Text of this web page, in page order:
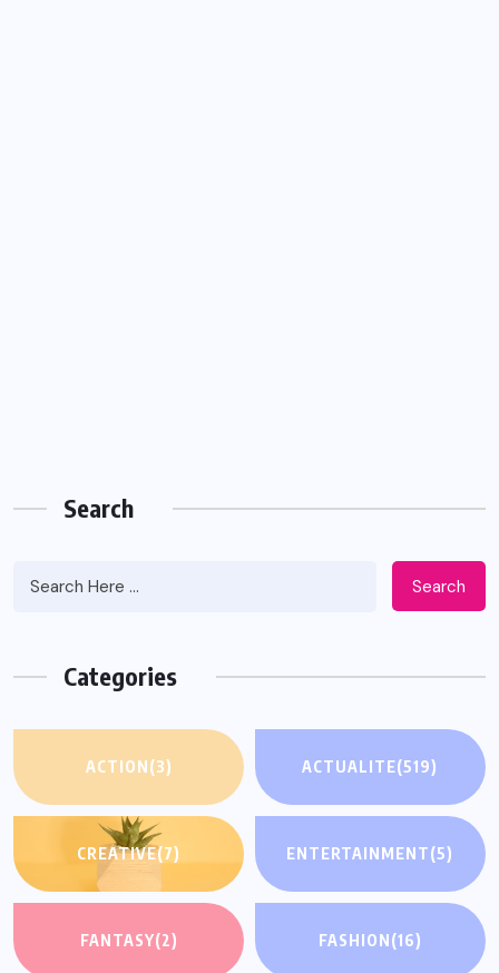
Search
Search
Categories
ACTION(3) ACTUALITE(519)
CREATIVE(7) ENTERTAINMENT(5)
FANTASY(2) FASHION(16)